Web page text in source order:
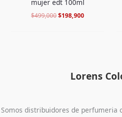
mujer edt 100ml
$499,000$198,900
Lorens
Somos distribuidores de perfumeria